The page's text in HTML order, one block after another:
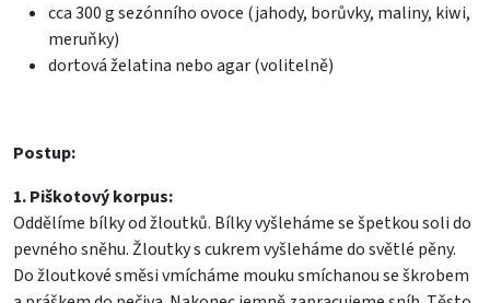
cca 300 g sezónního ovoce (jahody, borůvky, maliny, kiwi,
meruňky)
dortová želatina nebo agar (volitelně)
Postup:
1. Piškotový korpus:
Oddělíme bílky od žloutků. Bílky vyšleháme se špetkou soli do
pevného sněhu. Žloutky s cukrem vyšleháme do světlé pěny.
Do žloutkové směsi vmícháme mouku smíchanou se škrobem